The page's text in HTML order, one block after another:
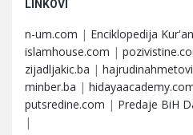
LINKOVI
n-um.com | Enciklopedija
islamhouse.com |
zijadljakic.ba |
minber.ba |
putsredine.com | Predaje BiH
|